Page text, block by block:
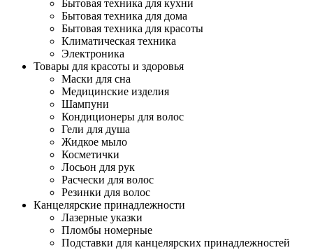
Бытовая техника для кухни
Бытовая техника для дома
Бытовая техника для красоты
Климатическая техника
Электроника
Товары для красоты и здоровья
Маски для сна
Медицинские изделия
Шампуни
Кондиционеры для волос
Гели для душа
Жидкое мыло
Косметички
Лосьон для рук
Расчески для волос
Резинки для волос
Канцелярские принадлежности
Лазерные указки
Пломбы номерные
Подставки для канцелярских принадлежностей